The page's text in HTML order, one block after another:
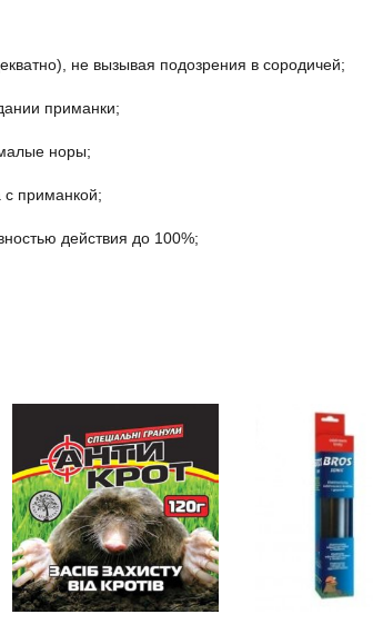
не вызывая подозрения в сородичей;
приманки;
норы;
с приманкой;
действия до 100%;